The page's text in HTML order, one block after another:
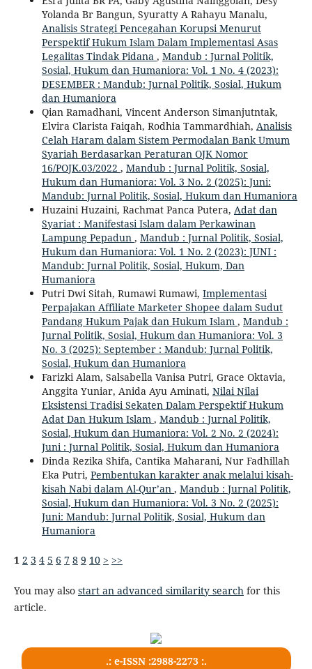
Yolanda Br Bangun, Syuratty A Rahayu Manalu,
Analisis Strategi Pencegahan Korupsi Menurut
Perspektif Hukum Islam Dalam Implementasi Asas
Legalitas Tindak Pidana , Mandub : Jurnal Politik,
Sosial, Hukum dan Humaniora: Vol. 1 No. 4 (2023):
DESEMBER : Mandub: Jurnal Politik, Sosial, Hukum
dan Humaniora
Qian Ramadhani, Vincent Anderson Simanjutntak,
Elvira Clarista Faiqah, Rodhia Tammardhiah, Analisis
Celah Haram dalam Sistem Permodalan Bank Umum
Syariah Berdasarkan Peraturan OJK Nomor
16/POJK.03/2022 , Mandub : Jurnal Politik, Sosial,
Hukum dan Humaniora: Vol. 3 No. 2 (2025): Juni:
Mandub: Jurnal Politik, Sosial, Hukum dan Humaniora
Huzaini Huzaini, Rachmat Panca Putera, Adat dan
Syariat : Manifestasi Islam dalam Perkawinan
Lampung Pepadun , Mandub : Jurnal Politik, Sosial,
Hukum dan Humaniora: Vol. 1 No. 2 (2023): JUNI :
Mandub: Jurnal Politik, Sosial, Hukum, Dan
Humaniora
Putri Dwi Sitah, Rumawi Rumawi, Implementasi
Perpajakan Affiliate Marketer Shopee dalam Sudut
Pandang Hukum Pajak dan Hukum Islam , Mandub :
Jurnal Politik, Sosial, Hukum dan Humaniora: Vol. 3
No. 3 (2025): September : Mandub: Jurnal Politik,
Sosial, Hukum dan Humaniora
Farizki Alam, Salsabella Vanisa Putri, Grace Oktavia,
Anggita Yuniar, Anida Ayu Aminati, Nilai Nilai
Eksistensi Tradisi Sekaten Dalam Perspektif Hukum
Adat Dan Hukum Islam , Mandub : Jurnal Politik,
Sosial, Hukum dan Humaniora: Vol. 2 No. 2 (2024):
Juni : Jurnal Politik, Sosial, Hukum dan Humaniora
Dinda Rezika Shifa, Cantika Maharani, Nur Fadhillah
Eka Putri, Pembentukan karakter anak melalui kisah-
kisah Nabi dalam Al-Qur’an , Mandub : Jurnal Politik,
Sosial, Hukum dan Humaniora: Vol. 3 No. 2 (2025):
Juni: Mandub: Jurnal Politik, Sosial, Hukum dan
Humaniora
1 2 3 4 5 6 7 8 9 10 > >>
You may also start an advanced similarity searchfor this
article.
.: e-ISSN :2988-2273 :.